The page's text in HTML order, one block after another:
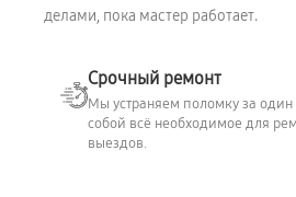
делами, пока мастер работает.
Срочный ремонт
Мы устраняем поломку за один
собой всё необходимое для
выездов.